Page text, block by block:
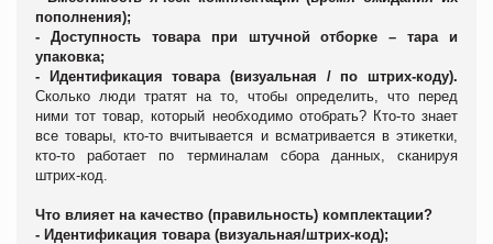
пополнения);
- Доступность товара при штучной отборке – тара и
упаковка;
-
Идентификация товара (визуальная
/ по штрих-коду).
Сколько люди тратят на то, чтобы определить, что перед
ними тот товар, который необходимоотобрать? Кто-то знает
все товары, кто-то вчитывается и всматривается в этикетки,
кто-то работает по терминалам сбора данных, сканируя
штрих-код.
Что влияет на качество (правильность) комплектации?
- Идентификация товара (визуальная/штрих-код);